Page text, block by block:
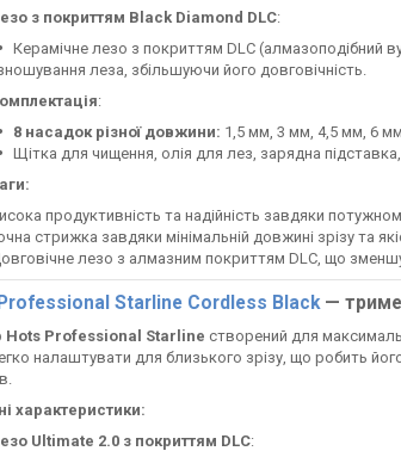
з покриттям Black Diamond DLC:
Керамічне лезо з покриттям DLC (алмазоподібний
леза, збільшуючи його довговічність.
:
8 насадок різної довжини: 1,5 мм, 3 мм, 4,5 мм, 6
Щітка для чищення, олія для лез, зарядна
продуктивність та надійність завдяки
стрижка завдяки мінімальній довжині зрізу та
лезо з алмазним покриттям DLC, що
Starline Cordless Black —
Hots Professional Starline створений для
налаштувати для близького зрізу, що робить
характеристики:
Ultimate 2.0 з покриттям DLC: